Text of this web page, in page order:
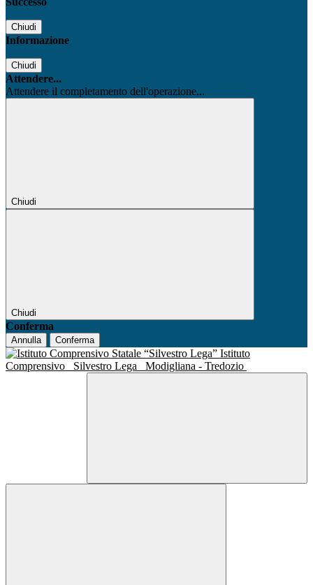
Chiudi
Informazione
Chiudi
Attendere...
Attendere il completamento dell'operazione...
Chiudi
Chiudi
Conferma
Annulla Conferma
Istituto
Comprensivo
Silvestro Lega Modigliana - Tredozio